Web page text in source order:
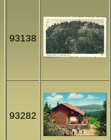
93138
93282